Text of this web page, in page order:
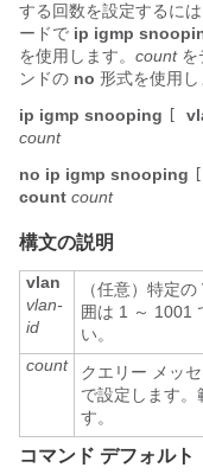
する回数を設定するに
ードで ip igmp
を使用します。 count を
ンドの no 形式を使用し
ip igmp snooping
count
no ip igmp snooping
count count
構文の説明
vlan
vlan-
id
（任意）特定
囲は 1 ～ 1001
い。
count
クエリー メッ
で設定します
す。
コマンド デフォルト